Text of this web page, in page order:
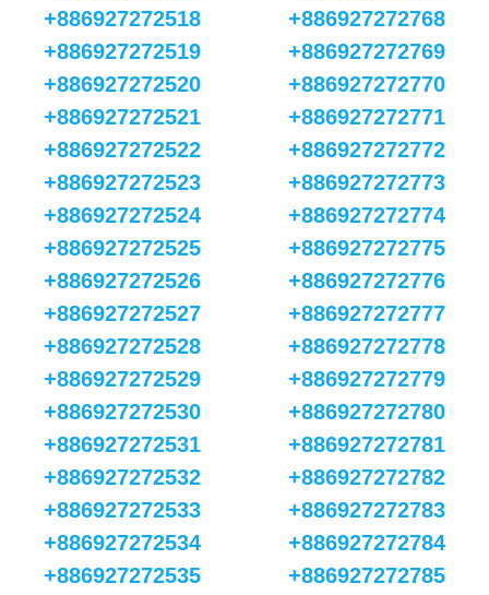
+886927272518
+886927272519
+886927272520
+886927272521
+886927272522
+886927272523
+886927272524
+886927272525
+886927272526
+886927272527
+886927272528
+886927272529
+886927272530
+886927272531
+886927272532
+886927272533
+886927272534
+886927272535
+886927272768
+886927272769
+886927272770
+886927272771
+886927272772
+886927272773
+886927272774
+886927272775
+886927272776
+886927272777
+886927272778
+886927272779
+886927272780
+886927272781
+886927272782
+886927272783
+886927272784
+886927272785